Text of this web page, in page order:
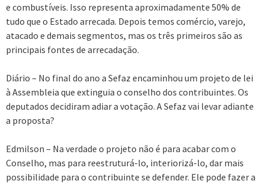
e combustíveis. Isso representa aproximadamente 50% de
tudo que o Estado arrecada. Depois temos comércio, varejo,
atacado e demais segmentos, mas os três primeiros são as
principais fontes de arrecadação.
Diário – No final do ano a Sefaz encaminhou um projeto de lei
à Assembleia que extinguia o conselho dos contribuintes. Os
deputados decidiram adiar a votação. A Sefaz vai levar adiante
a proposta?
Edmilson – Na verdade o projeto não é para acabar com o
Conselho, mas para reestruturá-lo, interiorizá-lo, dar mais
possibilidade para o contribuinte se defender. Ele pode fazer a